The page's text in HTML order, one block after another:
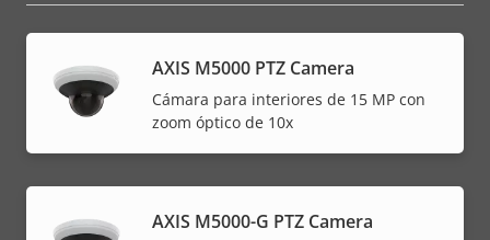
AXIS M5000 PTZ Camera
Cámara para interiores de 15 MP con
zoom óptico de 10x
AXIS M5000-G PTZ Camera